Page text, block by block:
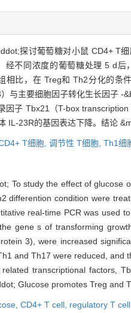
探讨葡萄糖对小鼠 CD4+ T
经不同浓度的葡萄糖处理 5 d
相比，在 Treg和 Th2分化的条
与主要细胞因子转化生长因子 -
因子 Tbx21（T-box
IL-23R的基因表达下降。结论
T细胞, 调节性 T细胞, Th1细
To study the effect of glucose
differention condition were
real-time PCR was used
gene s of transforming
3), were increased
and Th17 were reduced, and
transcriptional factors,
Glucose promotes Treg and
CD4+ T cell, regulatory T